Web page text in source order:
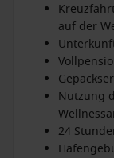
auf der
Nutzung
24